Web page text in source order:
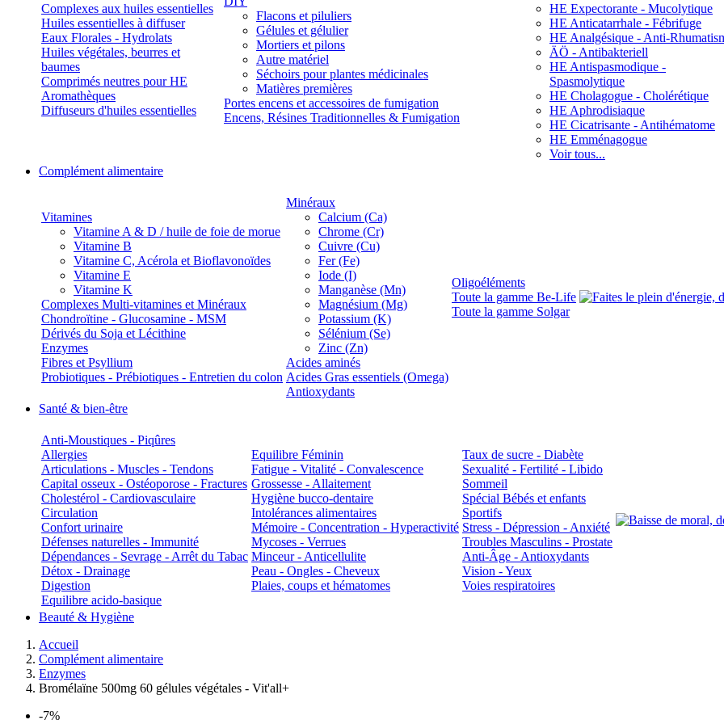
Complexes aux huiles essentielles
Huiles essentielles à diffuser
Eaux Florales - Hydrolats
Huiles végétales, beurres et
baumes
Comprimés neutres pour HE
Aromathèques
Diffuseurs d'huiles essentielles
Flacons et piluliers
Gélules et gélulier
Mortiers et pilons
Autre matériel
Séchoirs pour plantes médicinales
Matières premières
Portes encens et accessoires de fumigation
Encens, Résines Traditionnelles & Fumigation
HE Expectorante - Mucolytique
HE Anticatarrhale - Fébrifuge
HE Analgésique - Anti-
ÄÖ - Antibakteriell
HE Antispasmodique -
Spasmolytique
HE Cholagogue - Cholérétique
HE Aphrodisiaque
HE Cicatrisante - Antihématome
HE Emménagogue
Voir tous...
Complément alimentaire
Vitamines
Vitamine A & D / huile de foie de morue
Vitamine B
Vitamine C, Acérola et Bioflavonoïdes
Vitamine E
Vitamine K
Complexes Multi-vitamines et Minéraux
Chondroïtine - Glucosamine - MSM
Dérivés du Soja et Lécithine
Enzymes
Fibres et Psyllium
Probiotiques - Prébiotiques - Entretien du colon
Minéraux
Calcium (Ca)
Chrome (Cr)
Cuivre (Cu)
Fer (Fe)
Iode (I)
Manganèse (Mn)
Magnésium (Mg)
Potassium (K)
Sélénium (Se)
Zinc (Zn)
Acides aminés
Acides Gras essentiels (Omega)
Antioxydants
Oligoéléments
Toute la gamme Be-Life
Toute la gamme Solgar
Santé & bien-être
Anti-Moustiques - Piqûres
Allergies
Articulations - Muscles - Tendons
Capital osseux - Ostéoporose - Fractures
Cholestérol - Cardiovasculaire
Circulation
Confort urinaire
Défenses naturelles - Immunité
Dépendances - Sevrage - Arrêt du Tabac
Détox - Drainage
Digestion
Equilibre acido-basique
Equilibre Féminin
Fatigue - Vitalité - Convalescence
Grossesse - Allaitement
Hygiène bucco-dentaire
Intolérances alimentaires
Mémoire - Concentration - Hyperactivité
Mycoses - Verrues
Minceur - Anticellulite
Peau - Ongles - Cheveux
Plaies, coups et hématomes
Taux de sucre - Diabète
Sexualité - Fertilité - Libido
Sommeil
Spécial Bébés et enfants
Sportifs
Stress - Dépression - Anxiété
Troubles Masculins - Prostate
Anti-Âge - Antioxydants
Vision - Yeux
Voies respiratoires
Beauté & Hygiène
Accueil
Complément alimentaire
Enzymes
Bromélaïne 500mg 60 gélules végétales - Vit'all+
-7%